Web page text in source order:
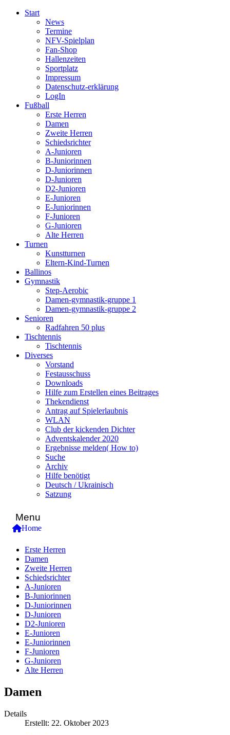
Start
News
Termine
NFV-Spielplan
Fan-Shop
Hallenzeiten
Sportplatz
Impressum
Datenschutz-erklärung
LogIn
Fußball
Erste Herren
Damen
Zweite Herren
Schiedsrichter
A-Junioren
B-Juniorinnen
D-Juniorinnen
D-Junioren
D2-Junioren
E-Junioren
E-Juniorinnen
F-Junioren
G-Junioren
Alte Herren
Turnen
Kunstturnen
Eltern-Kind-Turnen
Ballinos
Gymnastik
Step-Aerobic
Damen-gymnastik-gruppe 1
Damen-gymnastik-gruppe 2
Senioren
Radfahren 50 plus
Tischtennis
Tischtennis
Diverses
Vorstand
Festausschuss
Downloads
Hilfe zum Erstellen eines Beitrages
Thekendienst
Antrag auf Spielerlaubnis
WLAN
Club der kickenden Dichter
Adventskalender 2020
Ergebnisse melden( How to)
Suche
Archiv
Hilfe benötigt
Deutsch / Ukrainisch
Satzung
Menu
Home
Erste Herren
Damen
Zweite Herren
Schiedsrichter
A-Junioren
B-Juniorinnen
D-Juniorinnen
D-Junioren
D2-Junioren
E-Junioren
E-Juniorinnen
F-Junioren
G-Junioren
Alte Herren
Damen
Details
Erstellt: 22. Oktober 2023